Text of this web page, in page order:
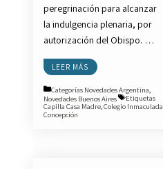
peregrinación para alcanzar
la indulgencia plenaria, por
autorización del Obispo. …
LEER MÁS
Categorías Novedades Argentina
Novedades Buenos Aires
Etiquetas
Capilla Casa Madre,Colegio Inmaculada
Concepción